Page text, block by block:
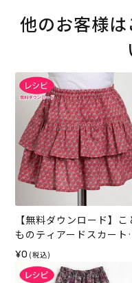
他のお客様
【無料ダウンロード】こ
ものティアードスカート
（レシピ）
¥0 (税込)